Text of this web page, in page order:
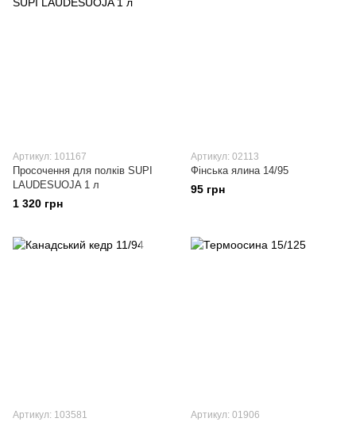
Артикул: 101167
Просочення для полків SUPI
LAUDESUOJA 1 л
1 320 грн
Артикул: 02113
Фінська ялина 14/95
95 грн
Артикул: 103581 Артикул: 01906